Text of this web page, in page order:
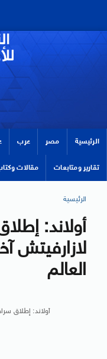
الرئيسية مصر عرب
تقارير ومتابعات مقالات
الرئيسية
أولاند:
لازارفيتش
العالم